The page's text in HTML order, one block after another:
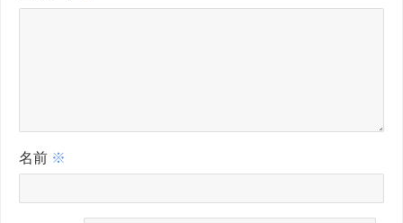
名前 ※